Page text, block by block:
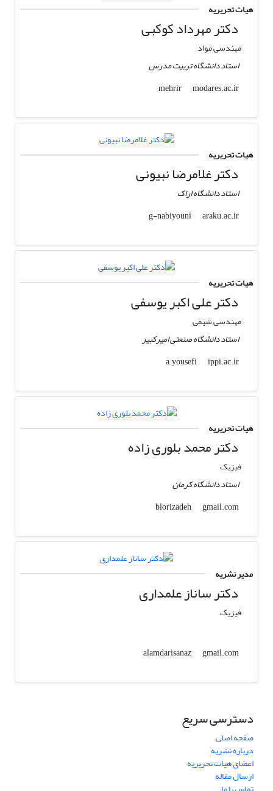
هیات تحریریه
دکتر مهرداد کوکبی
مهندسی مواد
استاد دانشگاه تربیت مدرس
mehrir
modares.ac.ir
هیات تحریریه
دکتر غلامرضا نبیونی
استاد دانشگاه اراک
g-nabiyouni
araku.ac.ir
هیات تحریریه
دکتر علی اکبر یوسفی
مهندسی شیمی
استاد دانشگاه صنعتی امیرکبیر
a.yousefi
ippi.ac.ir
هیات تحریریه
دکتر محمد بلوری زاده
فیزیک
استاد دانشگاه کرمان
blorizadeh
gmail.com
مدیر نشریه
دکتر ساناز علمداری
فیزیک
alamdarisanaz
gmail.com
دسترسی سریع
صفحه اصلی
درباره نشریه
اعضای هیات تحریریه
ارسال مقاله